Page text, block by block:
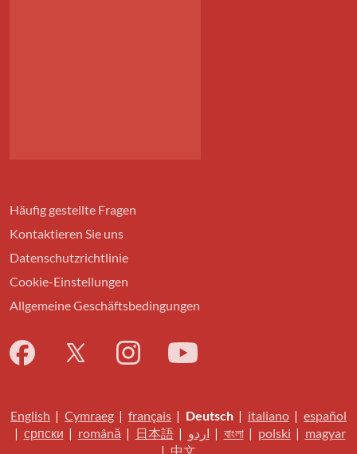
Häufig gestellte Fragen
Kontaktieren Sie uns
Datenschutzrichtlinie
Cookie-Einstellungen
Allgemeine Geschäftsbedingungen
English | Cymraeg | français | Deutsch | italiano | español
| српски | română | 日本語| اردو | বাংলা| polski | magyar
| 中文